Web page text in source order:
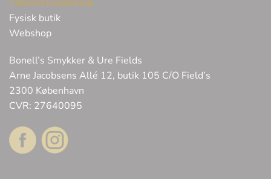
Tilmeld kundeklub
Fysisk butik
Webshop
Bonell’s Smykker & Ure Fields
Arne Jacobsens Allé 12, butik 105 C/O Field’s
2300 København
CVR: 27640095